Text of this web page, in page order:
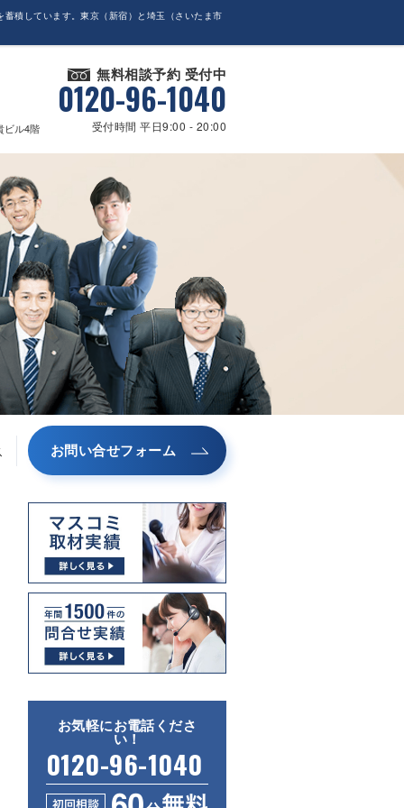
積しています。東京（新宿）と埼玉（さいたま市
ビル4階
無料相談予約 受付中
0120-96-1040
受付時間 平日9:00 - 20:00
お問い合せフォーム
お気軽にお電話くださ
い！
0120-96-1040